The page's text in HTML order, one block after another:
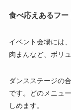
食べ応えあるフー
イベント会場には
肉まんなど、ボリ
ダンスステージの
です。どのメニュ
しめます。